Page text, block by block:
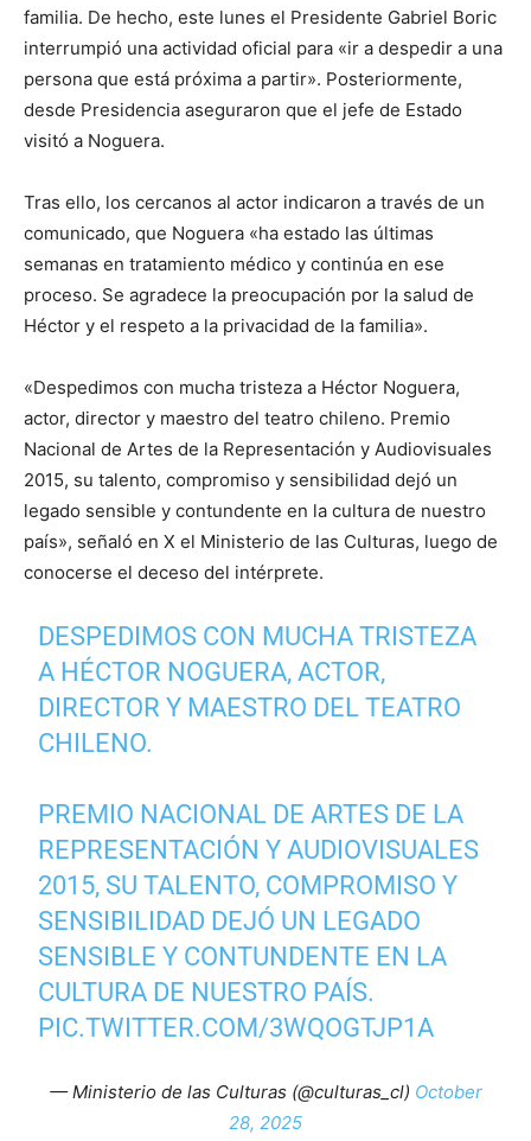
familia. De hecho, este lunes el Presidente Gabriel Boric
interrumpió una actividad oficial para «ir a despedir a una
persona que está próxima a partir». Posteriormente,
desde Presidencia aseguraron que el jefe de Estado
visitó a Noguera.
Tras ello, los cercanos al actor indicaron a través de un
comunicado, que Noguera «ha estado las últimas
semanas en tratamiento médico y continúa en ese
proceso. Se agradece la preocupación por la salud de
Héctor y el respeto a la privacidad de la familia».
«Despedimos con mucha tristeza a Héctor Noguera,
actor, director y maestro del teatro chileno. Premio
Nacional de Artes de la Representación y Audiovisuales
2015, su talento, compromiso y sensibilidad dejó un
legado sensible y contundente en la cultura de nuestro
país», señaló en X el Ministerio de las Culturas, luego de
conocerse el deceso del intérprete.
DESPEDIMOS CON MUCHA TRISTEZA
A HÉCTOR NOGUERA, ACTOR,
DIRECTOR Y MAESTRO DEL TEATRO
CHILENO.
PREMIO NACIONAL DE ARTES DE LA
REPRESENTACIÓN Y AUDIOVISUALES
2015, SU TALENTO, COMPROMISO Y
SENSIBILIDAD DEJÓ UN LEGADO
SENSIBLE Y CONTUNDENTE EN LA
CULTURA DE NUESTRO PAÍS.
PIC.TWITTER.COM/3WQOGTJP1A
— Ministerio de las Culturas (@culturas_cl) October
28, 2025